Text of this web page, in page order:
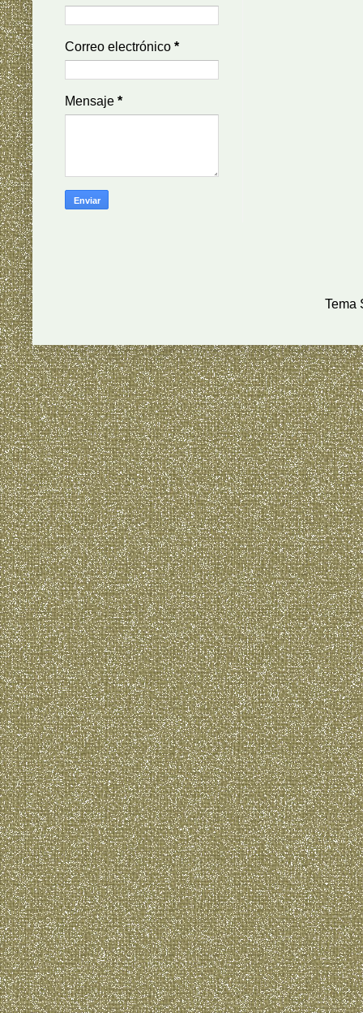
Correo electrónico *
Mensaje *
Tema